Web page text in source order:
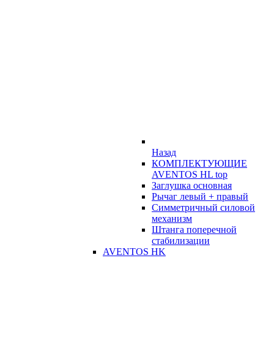
Назад
КОМПЛЕКТУЮЩИЕ
AVENTOS HL top
Заглушка основная
Рычаг левый + правый
Симметричный силовой
механизм
Штанга поперечной
стабилизации
AVENTOS HK